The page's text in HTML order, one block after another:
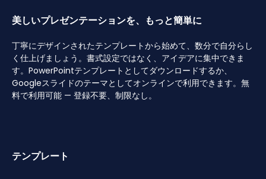
美しいプレゼンテーションを、もっと簡単に
丁寧にデザインされたテンプレートから始めて、数分で自分らし
く仕上げましょう。書式設定ではなく、アイデアに集中できま
す。PowerPointテンプレートとしてダウンロードするか、
Googleスライドのテーマとしてオンラインで利用できます。無
料で利用可能 — 登録不要、制限なし。
テンプレート